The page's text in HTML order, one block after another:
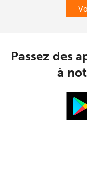
Passez des
à